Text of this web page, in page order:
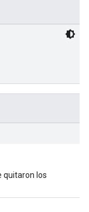
quitaron los